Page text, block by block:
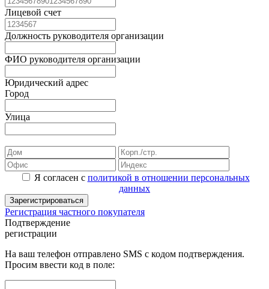
Лицевой счет
Должность руководителя организации
ФИО руководителя организации
Юридический адрес
Город
Улица
Я согласен с политикой в отношении персональных
данных
Зарегистрироваться
Регистрация частного покупателя
Подтверждение
регистрации
На ваш телефон отправлено SMS с кодом подтверждения.
Просим ввести код в поле: